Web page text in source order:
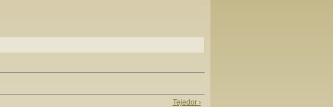
Tejedor ›